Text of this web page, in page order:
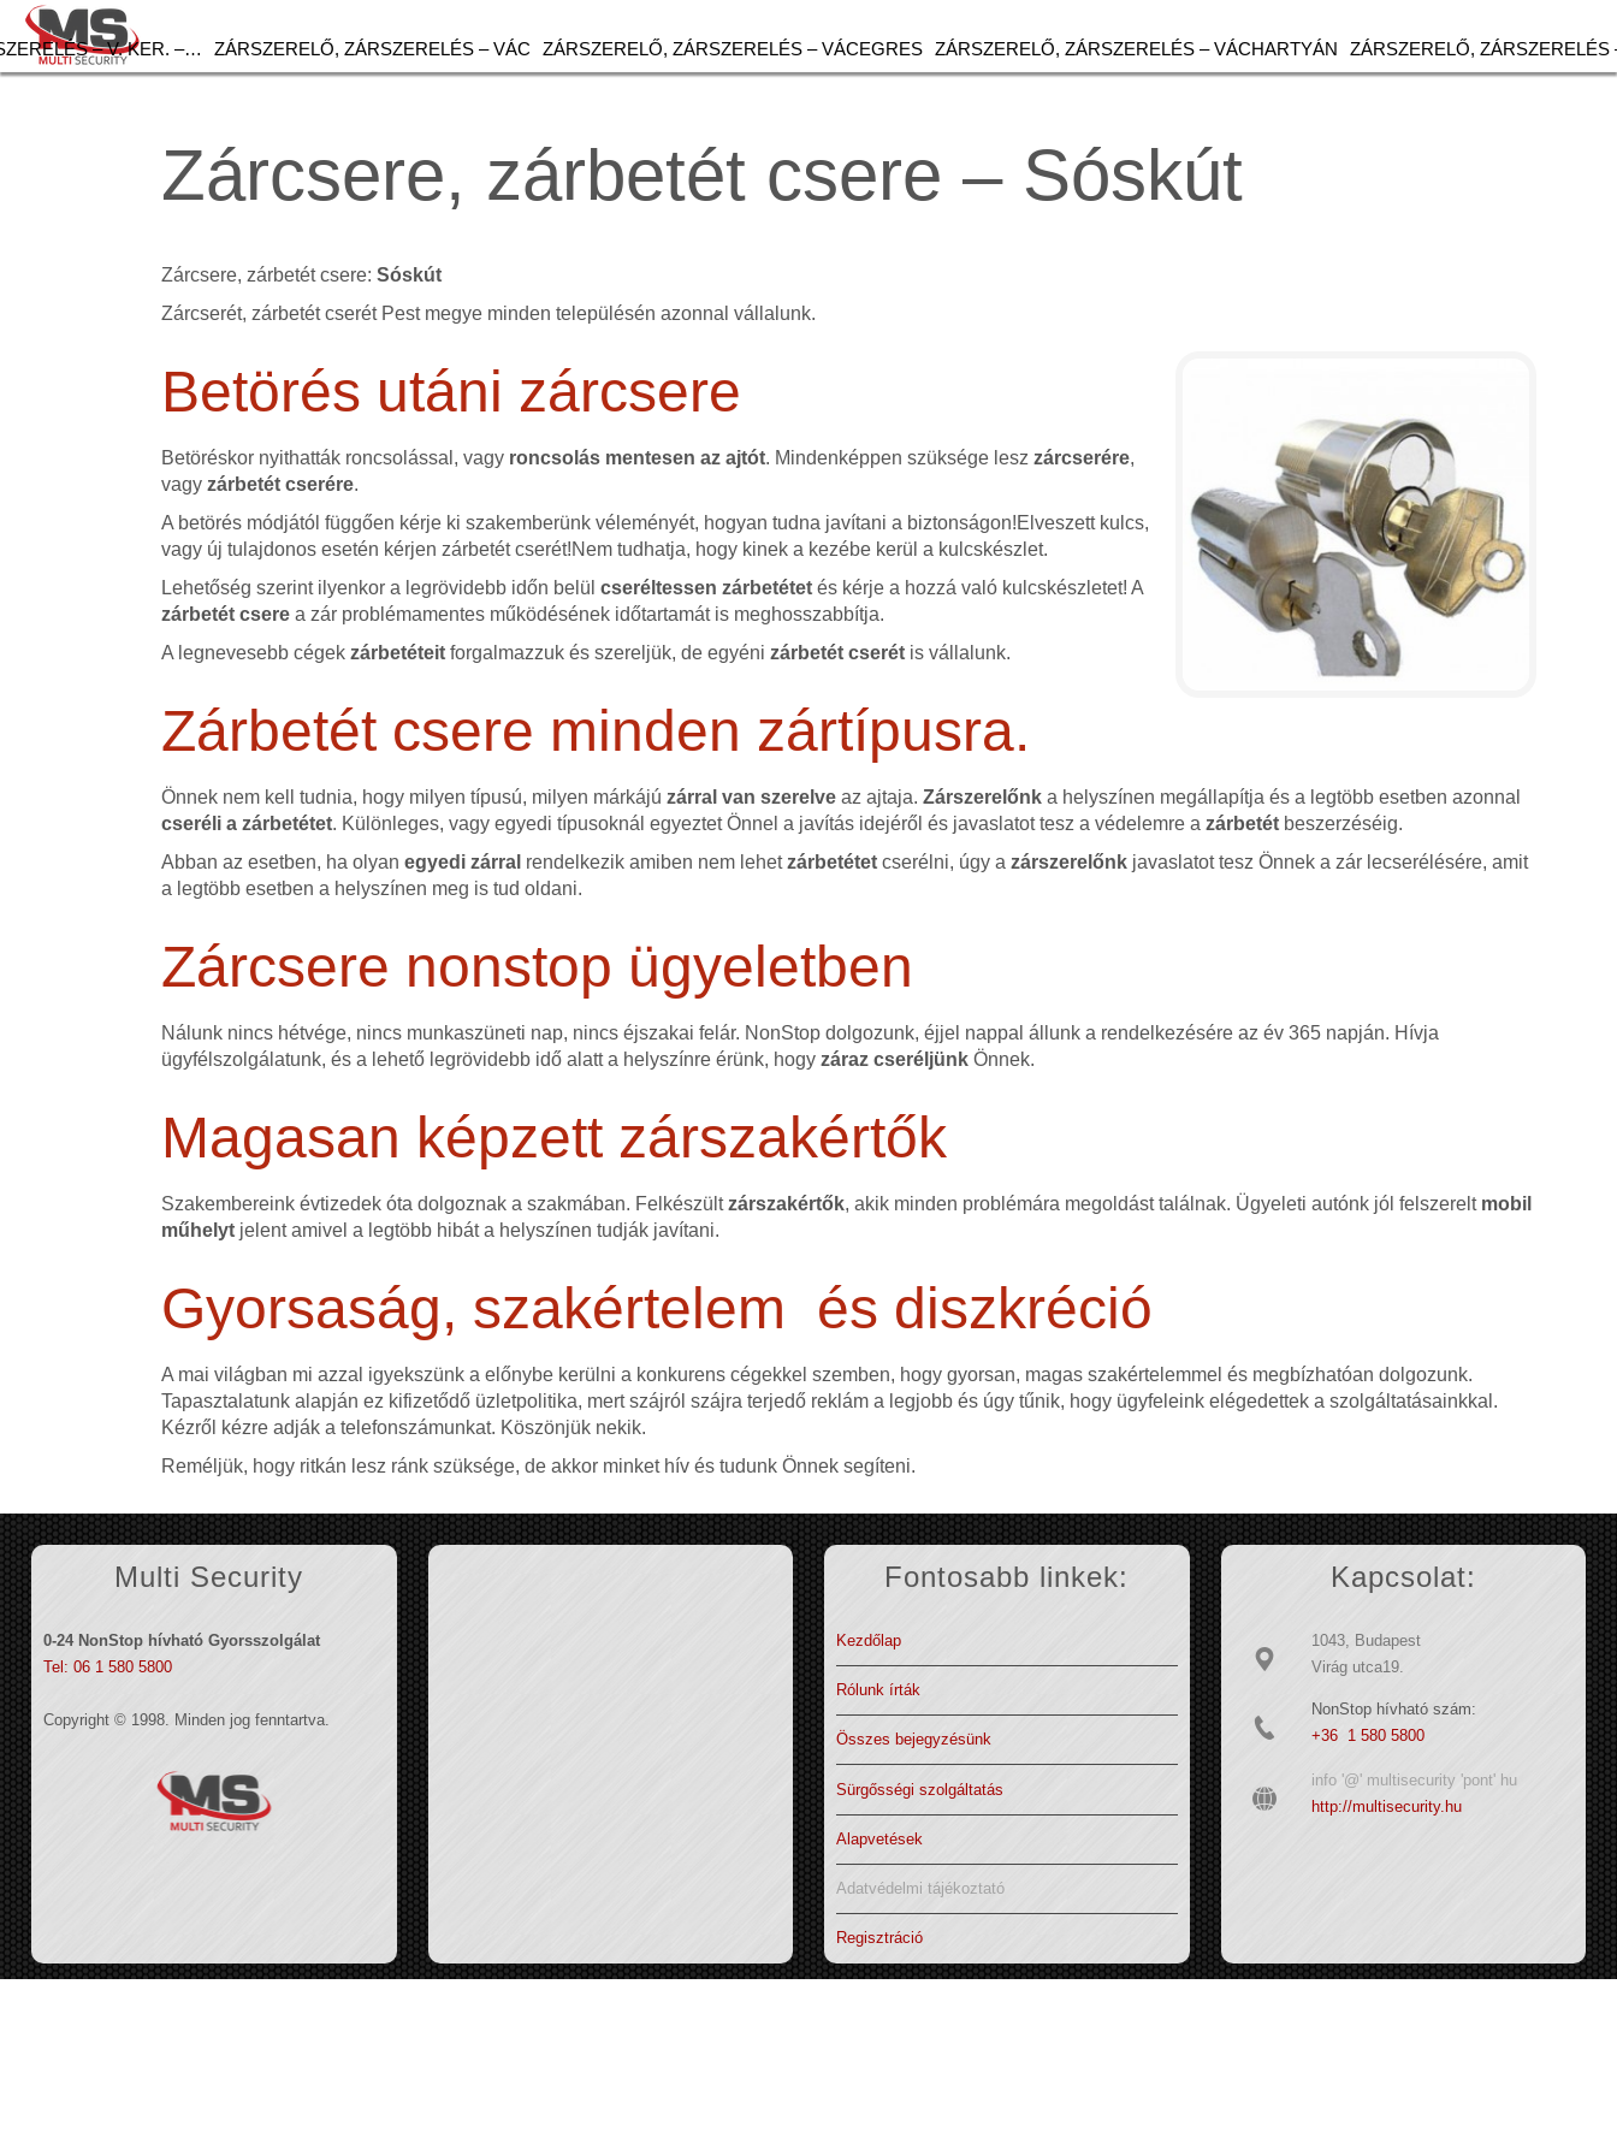
– V. KER. –… ZÁRSZERELŐ, ZÁRSZERELÉS – VÁC ZÁRSZERELŐ, ZÁRSZERELÉS – VÁCEGRES ZÁRSZERELŐ, ZÁRSZERELÉS – VÁCHARTYÁN ZÁRSZERELŐ, ZÁRSZERELÉS
Zárcsere, zárbetét csere – Sóskút
Zárcsere, zárbetét csere:Sóskút
Zárcserét, zárbetét cserét Pest megye minden településén azonnal vállalunk.
Betörés utáni zárcsere
Betöréskor nyithatták roncsolással, vagy roncsolás mentesen az ajtót. Mindenképpen szüksége leszzárcserére,
vagy zárbetét cserére.
A betörés módjától függően kérje ki szakemberünk véleményét, hogyan tudna javítani a biztonságon!Elveszett kulcs,
vagy új tulajdonos esetén kérjen zárbetét cserét!Nem tudhatja, hogy kinek a kezébe kerül a kulcskészlet.
Lehetőség szerint ilyenkor a legrövidebb időn belülcseréltessen zárbetétet és kérje a hozzá való kulcskészletet! A
zárbetét csere a zár problémamentes működésének időtartamát is meghosszabbítja.
A legnevesebb cégekzárbetéteit forgalmazzuk és szereljük, de egyénizárbetét cserét is vállalunk.
Zárbetét csere minden zártípusra.
Önnek nem kell tudnia, hogy milyen típusú, milyen márkájúzárral van szerelve az ajtaja.Zárszerelőnk a helyszínen megállapítja és a legtöbb esetben azonnal
cseréli a zárbetétet. Különleges, vagy egyedi típusoknál egyeztet Önnel a javítás idejéről és javaslatot tesz a védelemre azárbetét beszerzéséig.
Abban az esetben, ha olyanegyedi zárral rendelkezik amiben nem lehetzárbetétet cserélni, úgy a zárszerelőnk javaslatot tesz Önnek a zár lecserélésére, amit
a legtöbb esetben a helyszínen meg is tud oldani.
Zárcsere nonstop ügyeletben
Nálunk nincs hétvége, nincs munkaszüneti nap, nincs éjszakai felár. NonStop dolgozunk, éjjel nappal állunk a rendelkezésére az év 365 napján. Hívja
ügyfélszolgálatunk, és a lehető legrövidebb idő alatt a helyszínre érünk, hogyzáraz cseréljünk Önnek.
Magasan képzett zárszakértők
Szakembereink évtizedek óta dolgoznak a szakmában. Felkészültzárszakértők, akik minden problémára megoldást találnak. Ügyeleti autónk jól felszerelt mobil
műhelyt jelent amivel a legtöbb hibát a helyszínen tudják javítani.
Gyorsaság, szakértelem és diszkréció
A mai világban mi azzal igyekszünk a előnybe kerülni a konkurens cégekkel szemben, hogy gyorsan, magas szakértelemmel és megbízhatóan dolgozunk.
Tapasztalatunk alapján ez kifizetődő üzletpolitika, mert szájról szájra terjedő reklám a legjobb és úgy tűnik, hogy ügyfeleink elégedettek a szolgáltatásainkkal.
Kézről kézre adják a telefonszámunkat. Köszönjük nekik.
Reméljük, hogy ritkán lesz ránk szüksége, de akkor minket hív és tudunk Önnek segíteni.
Multi Security
0-24 NonStop hívható Gyorsszolgálat
Tel: 06 1 580 5800
Copyright © 1998. Minden jog fenntartva.
Fontosabb linkek:
Kezdőlap
Rólunk írták
Összes bejegyzésünk
Sürgősségi szolgáltatás
Alapvetések
Adatvédelmi tájékoztató
Regisztráció
Kapcsolat:
1043, Budapest
Virág utca19.
NonStop hívható szám:
+36 1 580 5800
info '@' multisecurity 'pont' hu
http://multisecurity.hu